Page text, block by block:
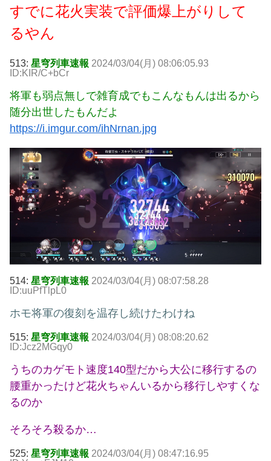
すでに花火実装で評価爆上がりして
るやん
513: 星穹列車速報 2024/03/04(月) 08:06:05.93
ID:KIR/C+bCr
将軍も弱点無しで雑育成でもこんなもんは出るから
随分出世したもんだよ
https://i.imgur.com/ihNrnan.jpg
514: 星穹列車速報 2024/03/04(月) 08:07:58.28
ID:uuPfTlpL0
ホモ将軍の復刻を温存し続けたわけね
515: 星穹列車速報 2024/03/04(月) 08:08:20.62
ID:Jcz2MGqy0
うちのカゲモト速度140型だから大公に移行するの
腰重かったけど花火ちゃんいるから移行しやすくな
るのか
そろそろ殺るか…
525: 星穹列車速報 2024/03/04(月) 08:47:16.95